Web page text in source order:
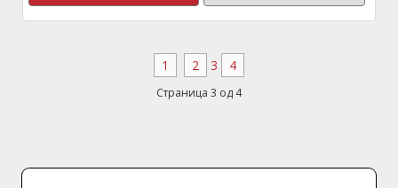
1 2 3 4
Страница 3 од 4